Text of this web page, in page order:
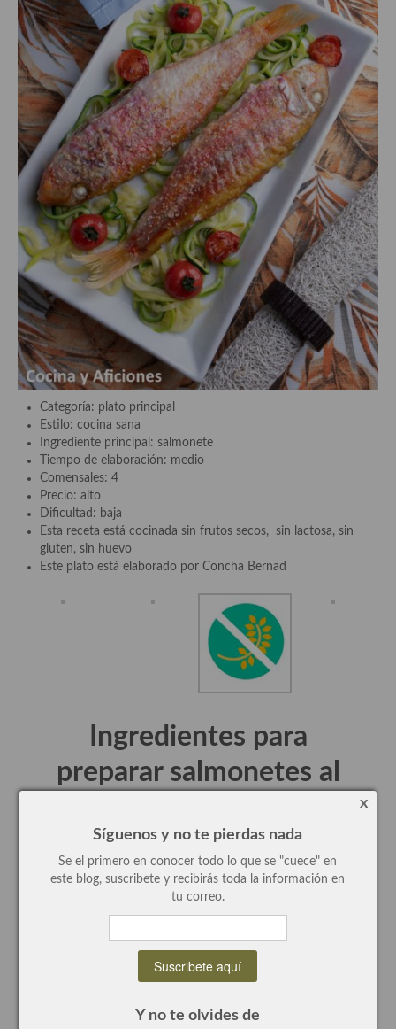
Quínoa
Pasta
Arroces Y fideuás
Legumbres y cereales
Cuscús
Huevos
Masas elaboradas con harina, pizzas, quiches y demás
Plato principal
Aves
Carne
Pescado y Marisco
Postres y dulces
Postres con frutas
Quesos, recetas
Salazones y encurtidos
Recetas Especiales
Recetas maridadas con los mejores AOVES
Recetas de fiesta, Navidad y días señalados
Cocinas del mundo
Cocina Americana
Cocina Brasileña
Cocina colombiana
Cocina Venezolana
Cocina de Estados Unidos
Categoría: plato principal
Estilo: cocina sana
Ingrediente principal: salmonete
Tiempo de elaboración: medio
Comensales: 4
Precio: alto
Dificultad: baja
Esta receta está cocinada sin frutos secos, sin lactosa, sin
gluten, sin huevo
Este plato está elaborado por Concha Bernad
Ingredientes para
preparar salmonetes al
calabacínpara cuatro
comensales
Salmonetes, 2
Limón, 1 exprimido
x
Síguenos y no te pierdas nada
Se el primero en conocer todo lo que se "cuece" en
este blog, suscribete y recibirás toda la información en
tu correo.
Y no te olvides de